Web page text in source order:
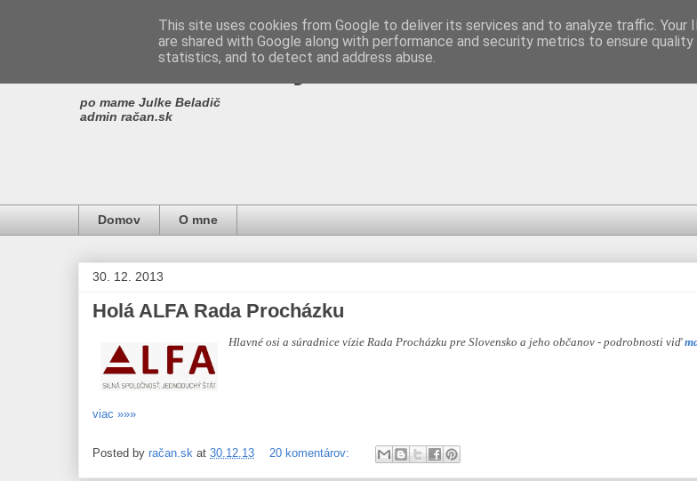
Miro Ščibrany
po mame Julke Beladič
admin račan.sk
Domov O mne
30. 12. 2013
Holá ALFA Rada Procházku
Hlavné osi a súradnice vízie Rada Procházku pre Slovensko a jeho občanov - podrobnosti viď
viac »»»
Posted by račan.sk at 30.12.13 20 komentárov:
This site uses cookies from Google to deliver its services and to analyze traffic. Your
are shared with Google along with performance and security metrics to ensure
statistics, and to detect and address abuse.